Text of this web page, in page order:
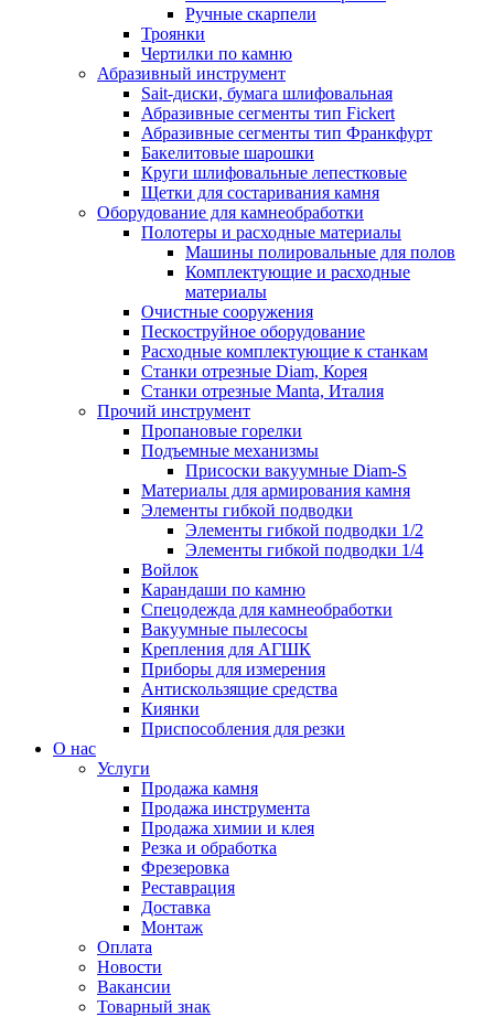
Ручные скарпели
Троянки
Чертилки по камню
Абразивный инструмент
Sait-диски, бумага шлифовальная
Абразивные сегменты тип Fickert
Абразивные сегменты тип Франкфурт
Бакелитовые шарошки
Круги шлифовальные лепестковые
Щетки для состаривания камня
Оборудование для камнеобработки
Полотеры и расходные материалы
Машины полировальные для полов
Комплектующие и расходные
материалы
Очистные сооружения
Пескоструйное оборудование
Расходные комплектующие к станкам
Станки отрезные Diam, Корея
Станки отрезные Manta, Италия
Прочий инструмент
Пропановые горелки
Подъeмные механизмы
Присоски вакуумные Diam-S
Материалы для армирования камня
Элементы гибкой подводки
Элементы гибкой подводки 1/2
Элементы гибкой подводки 1/4
Войлок
Карандаши по камню
Спецодежда для камнеобработки
Вакуумные пылесосы
Крепления для АГШК
Приборы для измерения
Антискользящие средства
Киянки
Приспособления для резки
О нас
Услуги
Продажа камня
Продажа инструмента
Продажа химии и клея
Резка и обработка
Фрезеровка
Реставрация
Доставка
Монтаж
Оплата
Новости
Вакансии
Товарный знак